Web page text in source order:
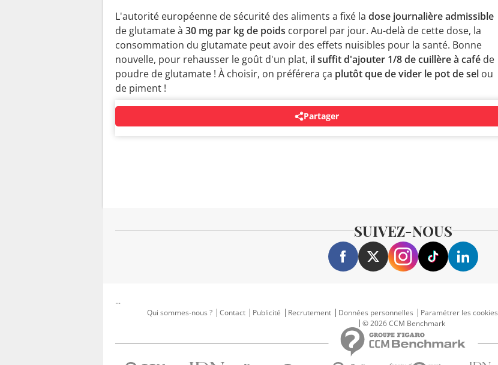
L'autorité européenne de sécurité des aliments a fixé la dose journalière admissible
de glutamate à 30 mg par kg de poids corporel par jour. Au-delà de cette dose, la
consommation du glutamate peut avoir des effets nuisibles pour la santé. Bonne
nouvelle, pour rehausser le goût d'un plat, il suffit d'ajouter 1/8 de cuillère à café de
poudre de glutamate ! À choisir, on préférera ça plutôt que de vider le pot de sel ou
de piment !
Partager
SUIVEZ-NOUS
...
Qui sommes-nous ?
Contact Publicité Recrutement Données personnelles Paramétrer les cookies
© 2026 CCM Benchmark